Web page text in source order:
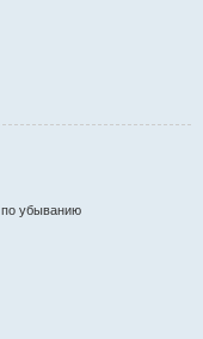
по убыванию